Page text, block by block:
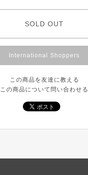
SOLD OUT
International Shoppers
この商品を友達に教える
この商品について問い合わせる